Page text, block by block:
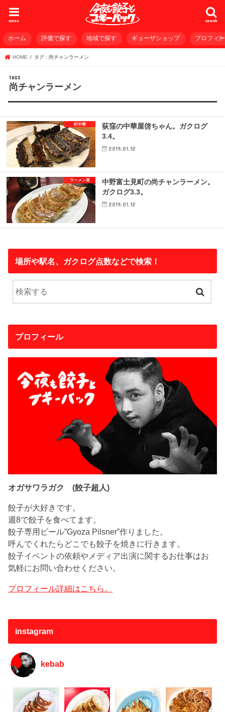
search
menu
ホーム 評価で探す 地域で探す ギョーザショップ プロフィ
HOME タグ : 尚チャンラーメン
尚チャンラーメン
町中華
荻窪の中華屋啓ちゃん。ガクログ
3.4。
2019.01.12
ラーメン屋
中野富士見町の尚チャンラーメン。
ガクログ3.3。
2019.01.12
場所や駅名、ガクログ点数などで検索！
プロフィール
オガサワラガク (餃子超人)
餃子が大好きです。
週8で餃子を食べてます。
餃子専用ビール”Gyoza Pilsner”作りました。
呼んでくれたらどこでも餃子を焼きに行きます。
餃子イベントの依頼やメディア出演に関するお仕事はお
気軽にお問い合わせください。
プロフィール詳細はこちら。
instagram
kebab